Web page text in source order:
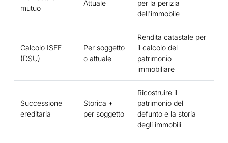
mutuo
Attuale
per la perizia
dell'immobile
Calcolo ISEE
(DSU)
Per soggetto
o attuale
Rendita catastale per
il calcolo del
patrimonio
immobiliare
Successione
ereditaria
Storica +
per soggetto
Ricostruire il
patrimonio del
defunto e la storia
degli immobili